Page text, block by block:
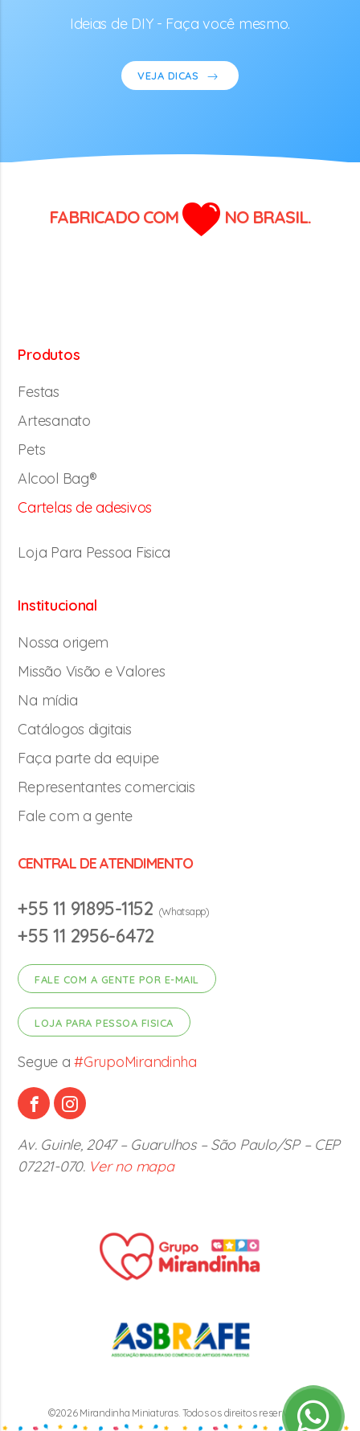
Ideias de DIY - Faça você mesmo.
VEJA DICAS
FABRICADO COM NO BRASIL.
Produtos
Festas
Artesanato
Pets
Alcool Bag®
Cartelas de adesivos
Loja Para Pessoa Fisica
Institucional
Nossa origem
Missão Visão e Valores
Na mídia
Catálogos digitais
Faça parte da equipe
Representantes comerciais
Fale com a gente
CENTRAL DE ATENDIMENTO
+55 11 91895-1152 (Whatsapp)
+55 11 2956-6472
FALE COM A GENTE POR E-MAIL
LOJA PARA PESSOA FISICA
Segue a#GrupoMirandinha
Av. Guinle, 2047 – Guarulhos – São Paulo/SP – CEP
07221-070. Ver no mapa
©2026 Mirandinha Miniaturas. Todos os direitos reservados.